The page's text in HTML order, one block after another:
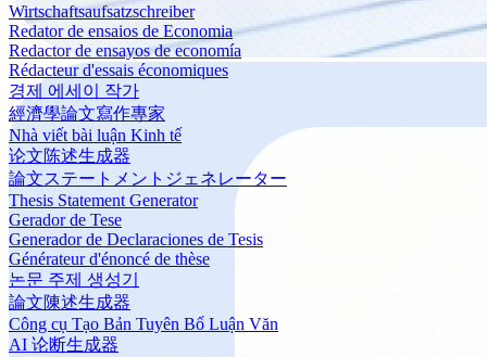
Wirtschaftsaufsatzschreiber
Redator de ensaios de Economia
Redactor de ensayos de economía
Rédacteur d'essais économiques
경제 에세이 작가
經濟學論文寫作專家
Nhà viết bài luận Kinh tế
论文陈述生成器
論文ステートメントジェネレーター
Thesis Statement Generator
Gerador de Tese
Generador de Declaraciones de Tesis
Générateur d'énoncé de thèse
논문 주제 생성기
論文陳述生成器
Công cụ Tạo Bản Tuyên Bố Luận Văn
AI 论断生成器